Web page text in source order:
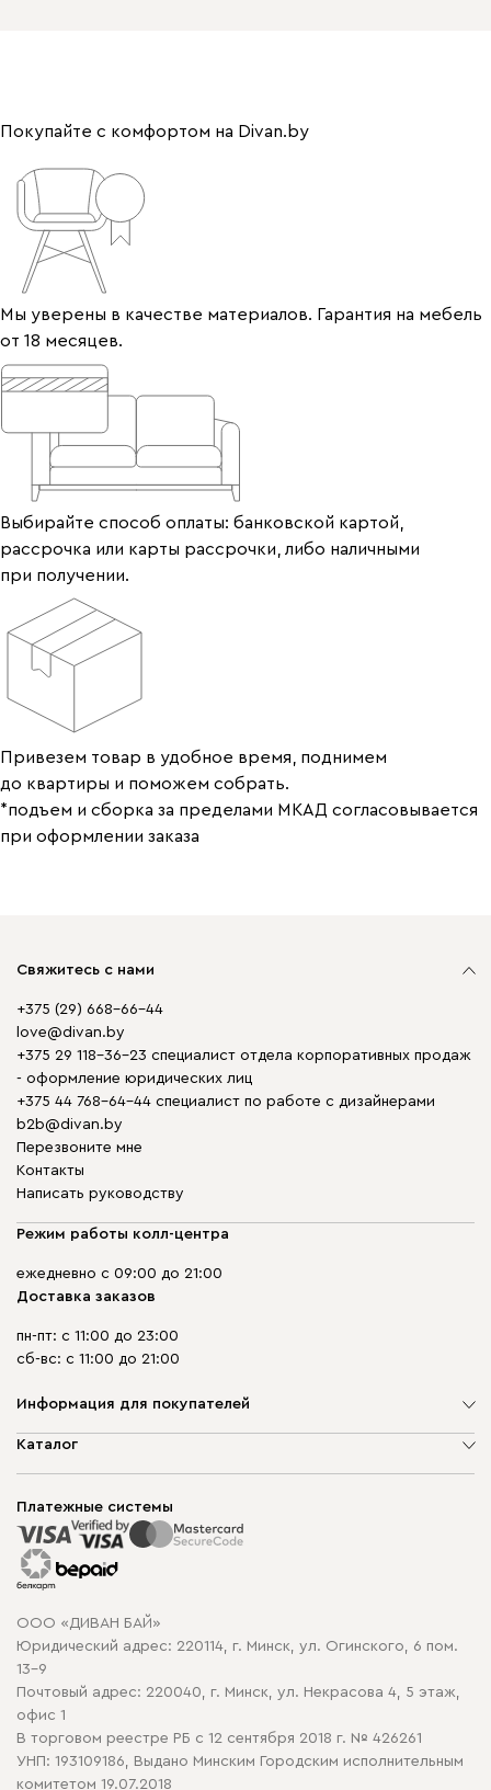
Покупайте с комфортом на Divan.by
Мы уверены в качестве материалов. Гарантия на мебель
от 18 месяцев.
Выбирайте способ оплаты: банковской картой,
рассрочка или карты рассрочки, либо наличными
при получении.
Привезем товар в удобное время, поднимем
до квартиры и поможем собрать.
*подъем и сборка за пределами МКАД согласовывается
при оформлении заказа
Свяжитесь с нами
+375 (29) 668-66-44
love@divan.by
+375 29 118-36-23 специалист отдела корпоративных продаж
- оформление юридических лиц
+375 44 768-64-44 специалист по работе с дизайнерами
b2b@divan.by
Перезвоните мне
Контакты
Написать руководству
Режим работы колл-центра
ежедневно с 09:00 до 21:00
Доставка заказов
пн-пт: с 11:00 до 23:00
сб-вс: с 11:00 до 21:00
Информация для покупателей
О компании
Способы оплаты
Рассрочка и кредит
Гарантия
Карта сайта
Политика конфиденциальности
Политика в отношении обработки cookie
Каталог
Корпусная мебель
Распродажа мебели
Платежные системы
ООО «ДИВАН БАЙ»
Юридический адрес: 220114, г. Минск, ул. Огинского, 6 пом.
13-9
Почтовый адрес: 220040, г. Минск, ул. Некрасова 4, 5 этаж,
офис 1
В торговом реестре РБ с 12 сентября 2018 г. № 426261
УНП: 193109186, Выдано Минским Городским исполнительным
комитетом 19.07.2018